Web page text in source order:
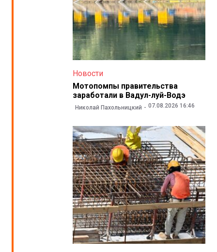
Новости
Мотопомпы правительства
заработали в Вадул-луй-Водэ
Николай Пахольницкий 07.08.2026 16:46